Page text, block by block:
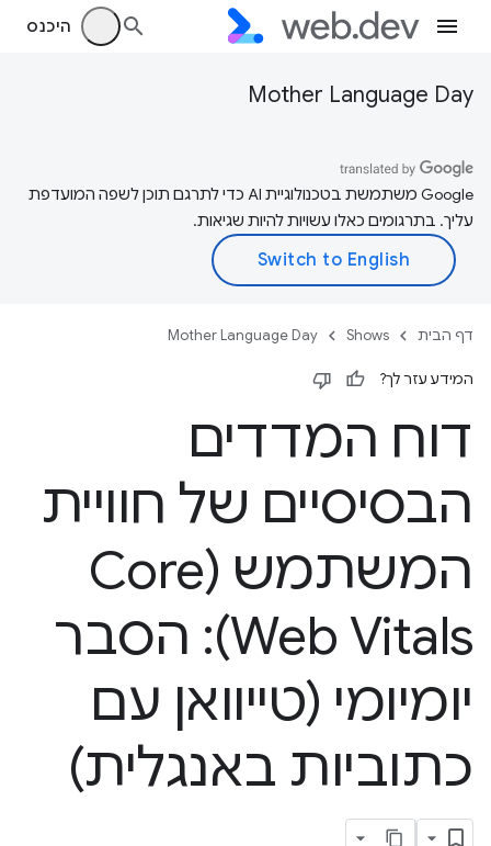
היכנס
Mother Language Day
‫Google משתמשת בטכנולוגיית AI כדי לתרגם תוכן לשפה המועדפת
עליך. בתרגומים כאלו עשויות להיות שגיאות.
דף הבית Shows
Mother Language Day
המידע עזר לך?
דוח המדדים
הבסיסיים של חוויית
המשתמש (Core
Web Vitals): הסבר
יומיומי (טייוואן עם
כתוביות באנגלית)